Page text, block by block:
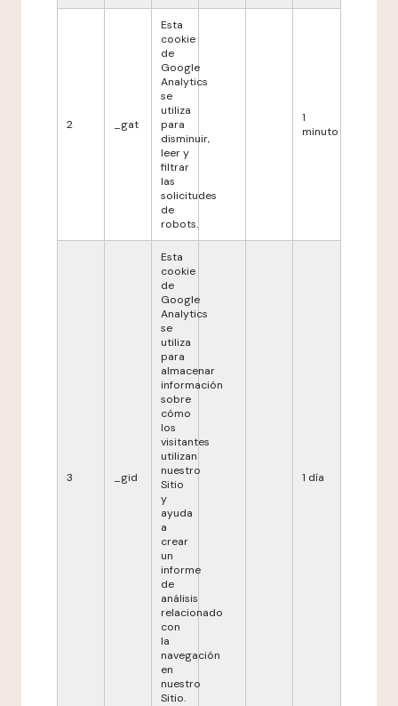
2 _gat
Esta
cookie
de
Google
Analytics
se
utiliza
para
disminuir,
leer y
filtrar
las
solicitudes
de
robots.
1
minuto
3 _gid
Esta
cookie
de
Google
Analytics
se
utiliza
para
almacenar
información
sobre
cómo
los
visitantes
utilizan
nuestro
Sitio
y
ayuda
a
crear
un
informe
de
análisis
relacionado
con
la
navegación
en
nuestro
Sitio.
1 día